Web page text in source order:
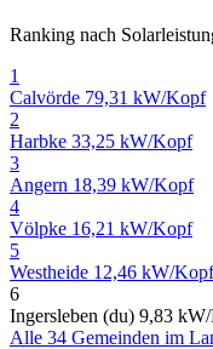
Ranking nach
1
Calvörde 79,31 kW/Kopf
2
Harbke 33,25 kW/Kopf
3
Angern 18,39 kW/Kopf
4
Völpke 16,21 kW/Kopf
5
Westheide 12,46 kW/Kopf
6
Ingersleben (du) 9,83
Alle 34 Gemeinden im